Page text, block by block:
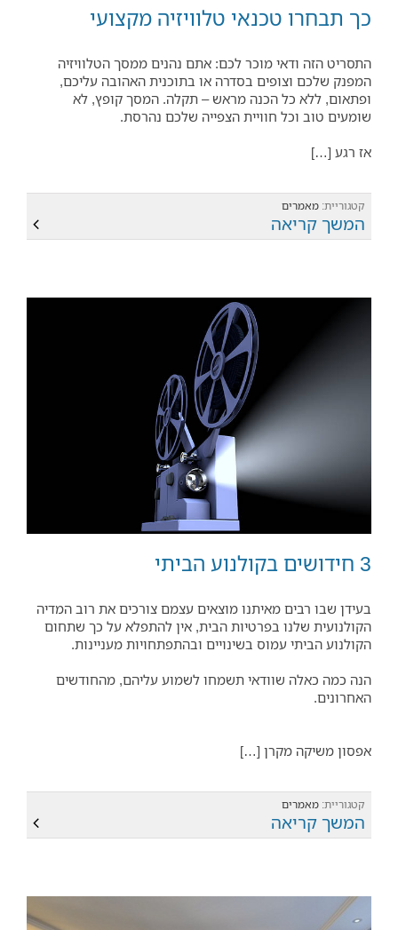
כך תבחרו טכנאי טלוויזיה מקצועי
התסריט הזה ודאי מוכר לכם: אתם נהנים ממסך הטלוויזיה
המפנק שלכם וצופים בסדרה או בתוכנית האהובה עליכם,
ופתאום, ללא כל הכנה מראש – תקלה. המסך קופץ, לא
שומעים טוב וכל חוויית הצפייה שלכם נהרסת.
אז רגע […]
קטגוריית: מאמרים
המשך קריאה
3 חידושים בקולנוע הביתי
בעידן שבו רבים מאיתנו מוצאים עצמם צורכים את רוב המדיה
הקולנועית שלנו בפרטיות הבית, אין להתפלא על כך שתחום
הקולנוע הביתי עמוס בשינויים ובהתפתחויות מעניינות.
הנה כמה כאלה שוודאי תשמחו לשמוע עליהם, מהחודשים
האחרונים.
אפסון משיקה מקרן […]
קטגוריית: מאמרים
המשך קריאה